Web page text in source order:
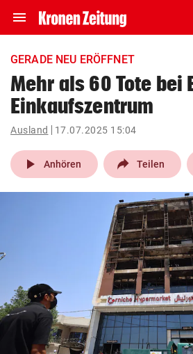
menu Navigation
ein-/ausklappen
account_circle Anmelden
pin_drop
Wien
bookmark
© Krone Multimedia GmbH & Co KG
Muthgasse 2, 1190 Wien
GERADE NEU ERÖFFNET
Mehr als 60 Tote bei
Einkaufszentrum
Ausland 17.07.2025 15:04
play_arrow Anhören Teilen